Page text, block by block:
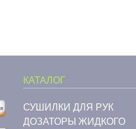
КАТАЛОГ
СУШИЛКИ ДЛЯ РУК
ДОЗАТОРЫ ЖИДКОГО